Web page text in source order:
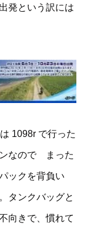
発という訳には
1098r で行った
なので まった
ックを背負い
タンクバッグと
向きで、慣れて